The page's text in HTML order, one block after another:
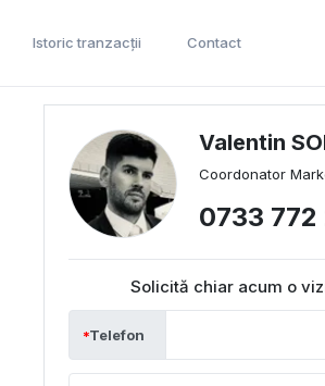
Istoric tranzacții Contact
Valentin
Coordonator
0733 772
Solicită chiar acum o
Telefon